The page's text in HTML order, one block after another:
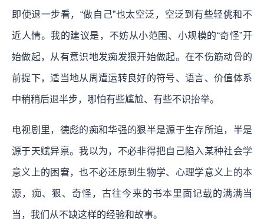
即使退一步看，“做自己”也太空泛，空泛到有些轻佻和不
近人情。我的建议是，不妨从小范围、小规模的“奇怪”开
始做起，从有意识地发痴发狠开始做起。在不伤筋动骨的
前提下，适当地从周遭运转良好的符号、语言、价值体系
中稍稍后退半步，哪怕有些尴尬、有些不识抬举。
电视剧里，德彪的痴和华强的狠半是源于生存所迫，半是
源于天赋异禀。我以为，不必非得把自己陷入某种社会学
意义上的困窘，也不必还原到生物学、心理学意义上的本
源，痴、狠、奇怪，古往今来的书本里面记载的满满当
当，我们从不缺这样的经验和故事。